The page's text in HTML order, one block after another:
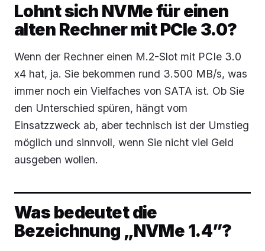
Lohnt sich NVMe für einen
alten Rechner mit PCIe 3.0?
Wenn der Rechner einen M.2-Slot mit PCIe 3.0
x4 hat, ja. Sie bekommen rund 3.500 MB/s, was
immer noch ein Vielfaches von SATA ist. Ob Sie
den Unterschied spüren, hängt vom
Einsatzzweck ab, aber technisch ist der Umstieg
möglich und sinnvoll, wenn Sie nicht viel Geld
ausgeben wollen.
Was bedeutet die
Bezeichnung „NVMe 1.4”?